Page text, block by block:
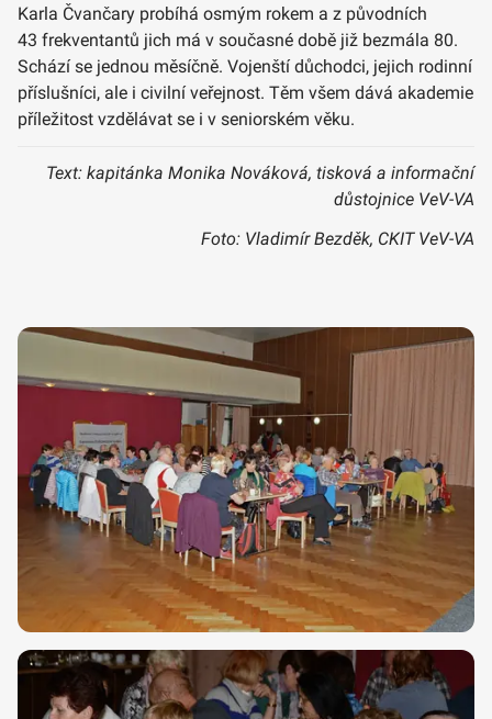
Karla Čvančary probíhá osmým rokem a z původních
43 frekventantů jich má v současné době již bezmála 80.
Schází se jednou měsíčně. Vojenští důchodci, jejich rodinní
příslušníci, ale i civilní veřejnost. Těm všem dává akademie
příležitost vzdělávat se i v seniorském věku.
Text: kapitánka Monika Nováková, tisková a informační
důstojnice VeV-VA
Foto: Vladimír Bezděk, CKIT VeV-VA